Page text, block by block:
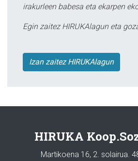
irakurleen babesa eta ekarpen
Egin zaitez HIRUKAlagun eta
Izan zaitez HIRUKAlagun
HIRUKA
Martikoena 16, 2. solairua.